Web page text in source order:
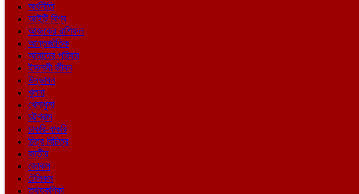
অর্থনীতি
আইটি বিশ্ব
আজকের রাশিফল
আন্তর্জাতিক
আমাদের পরিবার
ইসলামী জীবন
উদ্ভাবন
খুলনা
খেলাধুলা
চট্টগ্রাম
চাকরি-বাকরি
চিত্র বিচিত্র
জাতীয়
জোকস
টেলিকম
তথ্যকণিকা